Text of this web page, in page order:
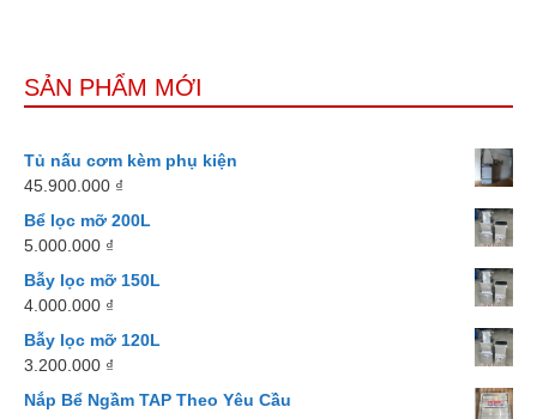
SẢN PHẨM MỚI
Tủ nấu cơm kèm phụ kiện
45.900.000 ₫
Bể lọc mỡ 200L
5.000.000 ₫
Bẫy lọc mỡ 150L
4.000.000 ₫
Bẫy lọc mỡ 120L
3.200.000 ₫
Nắp Bể Ngầm TAP Theo Yêu Cầu